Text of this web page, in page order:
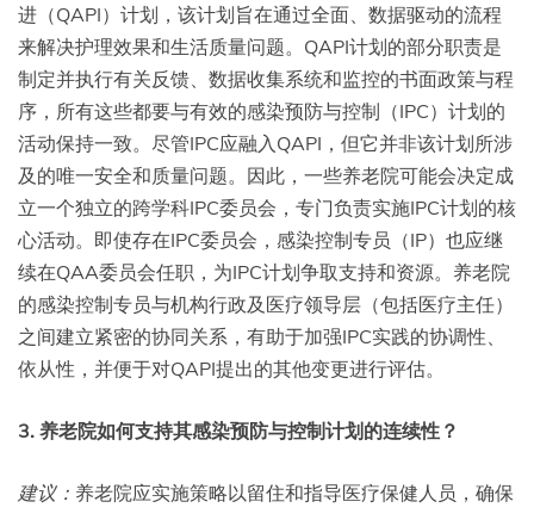
进（QAPI）计划，该计划旨在通过全面、数据驱动的流程
来解决护理效果和生活质量问题。QAPI计划的部分职责是
制定并执行有关反馈、数据收集系统和监控的书面政策与程
序，所有这些都要与有效的感染预防与控制（IPC）计划的
活动保持一致。尽管IPC应融入QAPI，但它并非该计划所涉
及的唯一安全和质量问题。因此，一些养老院可能会决定成
立一个独立的跨学科IPC委员会，专门负责实施IPC计划的核
心活动。即使存在IPC委员会，感染控制专员（IP）也应继
续在QAA委员会任职，为IPC计划争取支持和资源。养老院
的感染控制专员与机构行政及医疗领导层（包括医疗主任）
之间建立紧密的协同关系，有助于加强IPC实践的协调性、
依从性，并便于对QAPI提出的其他变更进行评估。
3. 养老院如何支持其感染预防与控制计划的连续性？
建议： 养老院应实施策略以留住和指导医疗保健人员，确保